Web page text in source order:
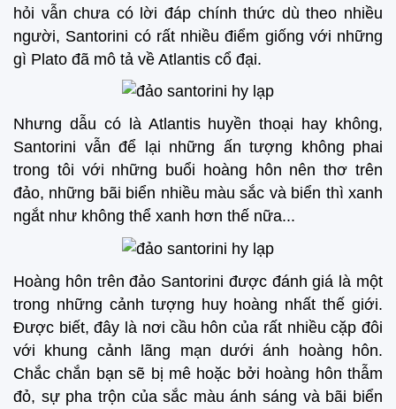
hỏi vẫn chưa có lời đáp chính thức dù theo nhiều
người, Santorini có rất nhiều điểm giống với những
gì Plato đã mô tả về Atlantis cổ đại.
Nhưng dẫu có là Atlantis huyền thoại hay không,
Santorini vẫn để lại những ấn tượng không phai
trong tôi với những buổi hoàng hôn nên thơ trên
đảo, những bãi biển nhiều màu sắc và biển thì xanh
ngắt như không thể xanh hơn thế nữa...
Hoàng hôn trên đảo Santorini được đánh giá là một
trong những cảnh tượng huy hoàng nhất thế giới.
Được biết, đây là nơi cầu hôn của rất nhiều cặp đôi
với khung cảnh lãng mạn dưới ánh hoàng hôn.
Chắc chắn bạn sẽ bị mê hoặc bởi hoàng hôn thẫm
đỏ, sự pha trộn của sắc màu ánh sáng và bãi biển